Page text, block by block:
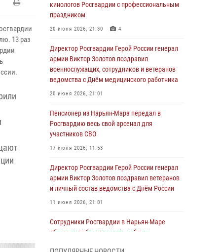
13 раз
кинологов Росгвардии с профессиональным
праздником
20 июня 2026, 21:30 4
Директор Росгвардии Герой России генерал
армии Виктор Золотов поздравил
военнослужащих, сотрудников и ветеранов
ведомства с Днём медицинского работника
20 июня 2026, 21:01
Пенсионер из Нарьян-Мара передал в
Росгвардию весь свой арсенал для
участников СВО
17 июня 2026, 11:53
Директор Росгвардии Герой России генерал
армии Виктор Золотов поздравил ветеранов
и личный состав ведомства с Днём России
11 июня 2026, 21:01
Сотрудники Росгвардии в Нарьян-Маре
обеспечили безопасность ребенка,